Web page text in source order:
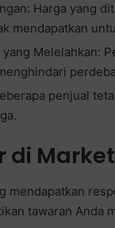
Harga yang
mendapatkan
Melelahkan:
penjual
di
mendapatkan
tawaran Anda